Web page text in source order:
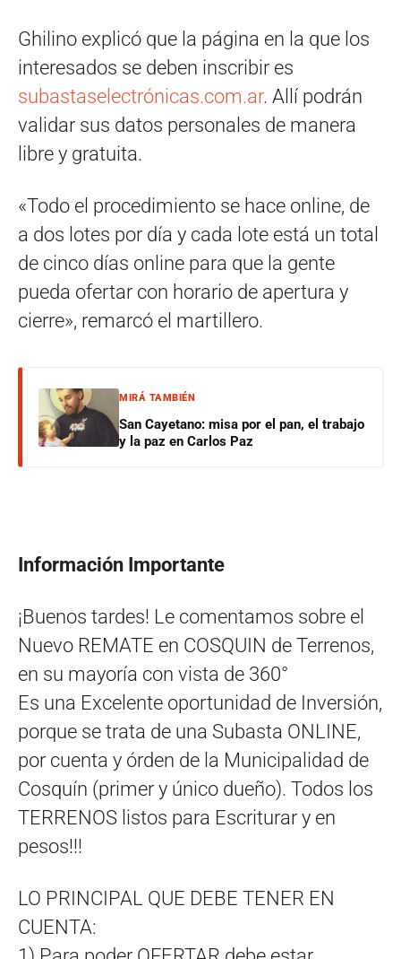
Ghilino explicó que la página en la que los
interesados se deben inscribir es
subastaselectrónicas.com.ar. Allí podrán
validar sus datos personales de manera
libre y gratuita.
«Todo el procedimiento se hace online, de
a dos lotes por día y cada lote está un total
de cinco días online para que la gente
pueda ofertar con horario de apertura y
cierre», remarcó el martillero.
MIRÁ TAMBIÉN
San Cayetano: misa por el pan, el trabajo
y la paz en Carlos Paz
Información Importante
¡Buenos tardes! Le comentamos sobre el
Nuevo REMATE en COSQUIN de Terrenos,
en su mayoría con vista de 360°
Es una Excelente oportunidad de Inversión,
porque se trata de una Subasta ONLINE,
por cuenta y órden de la Municipalidad de
Cosquín (primer y único dueño). Todos los
TERRENOS listos para Escriturar y en
pesos!!!
LO PRINCIPAL QUE DEBE TENER EN
CUENTA: